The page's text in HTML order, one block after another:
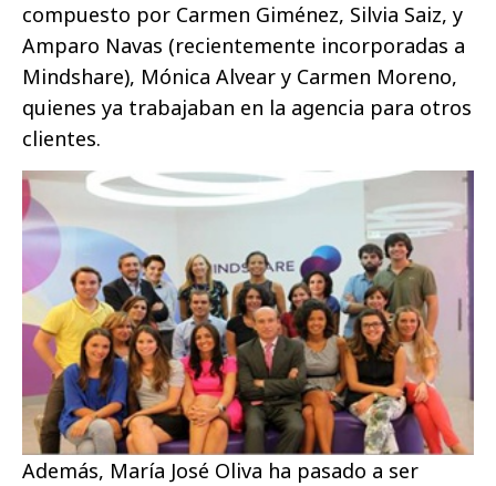
compuesto por Carmen Giménez, Silvia Saiz, y
Amparo Navas (recientemente incorporadas a
Mindshare), Mónica Alvear y Carmen Moreno,
quienes ya trabajaban en la agencia para otros
clientes.
Además, María José Oliva ha pasado a ser